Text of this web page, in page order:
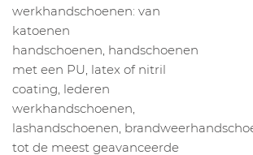
werkhandschoenen: van
katoenen
handschoenen, handschoenen
met een PU, latex of nitril
coating, lederen
werkhandschoenen,
lashandschoenen,
tot de meest geavanceerde